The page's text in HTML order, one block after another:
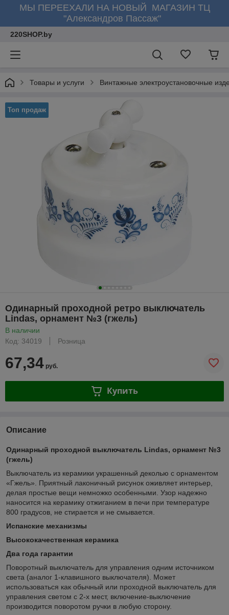
МЫ ПЕРЕЕХАЛИ НА НОВЫЙ МАГАЗИН ТЦ
"Александров Пассаж"
220SHOP.by
Товары и услуги Винтажные электроустановочные
Топ продаж
Одинарный проходной ретро выключатель
Lindas, орнамент №3 (гжель)
В наличии
Код: 34019
Розница
67,34 руб.
Купить
Описание
Одинарный проходной выключатель Lindas, орнамент №3
(гжель)
Выключатель из керамики украшенный деколью с орнаментом
«Гжель». Приятный лаконичный рисунок оживляет интерьер,
делая простые вещи немножко особенными. Узор надежно
наносится на керамику отжиганием в печи при температуре
800 градусов, не стирается и не смывается.
Испанские механизмы
Высококачественная керамика
Два года гарантии
Поворотный выключатель для управления одним источником
света (аналог 1-клавишного выключателя). Может
использоваться как обычный или проходной выключатель для
управления светом с 2-х мест, включение-выключение
производится поворотом ручки в любую сторону.